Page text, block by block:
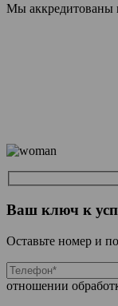
Мы аккредитованы
Ваш ключ к
Оставьте номер и
отношении